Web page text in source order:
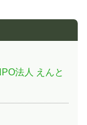
法人 えんと